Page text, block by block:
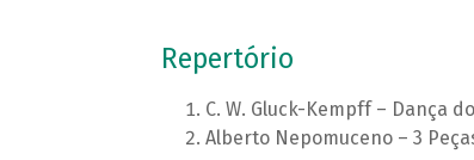
Repertório
C. W. Gluck-Kempff – Dança
Alberto Nepomuceno – 3